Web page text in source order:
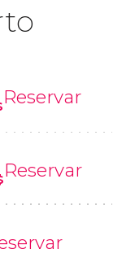
Reservar
Reservar